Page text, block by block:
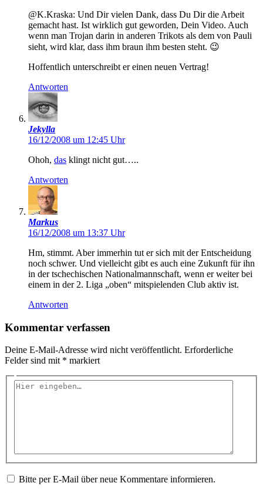
@K.Kraska: Und Dir vielen Dank, dass Du Dir die Arbeit
gemacht hast. Ist wirklich gut geworden, Dein Video. Auch
wenn man Trojan darin in anderen Trikots als dem von Pauli
sieht, wird klar, dass ihm braun ihm besten steht. 😉
Hoffentlich unterschreibt er einen neuen Vertrag!
Antworten
Jekylla
16/12/2008 um 12:45 Uhr
Ohoh, das klingt nicht gut…..
Antworten
Markus
16/12/2008 um 13:37 Uhr
Hm, stimmt. Aber immerhin tut er sich mit der Entscheidung
noch schwer. Und vielleicht gibt es auch eine Zukunft für ihn
in der tschechischen Nationalmannschaft, wenn er weiter bei
einem in der 2. Liga „oben“ mitspielenden Club aktiv ist.
Antworten
Kommentar verfassen
Deine E-Mail-Adresse wird nicht veröffentlicht. Erforderliche
Felder sind mit * markiert
Hier
Bitte per E-Mail über neue Kommentare informieren.